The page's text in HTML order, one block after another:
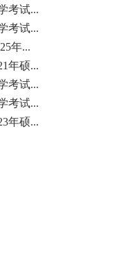
考试...
考试...
年...
年硕...
考试...
考试...
年硕...